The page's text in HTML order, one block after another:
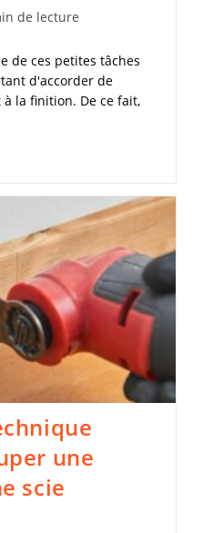
de lecture
de ces petites tâches
d'accorder de
la finition. De ce fait,
une
scie